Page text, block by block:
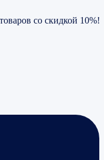
со скидкой 10%!